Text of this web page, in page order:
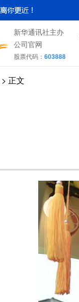
新华通讯社主办
公司官网
股票代码： 603888
> 正文